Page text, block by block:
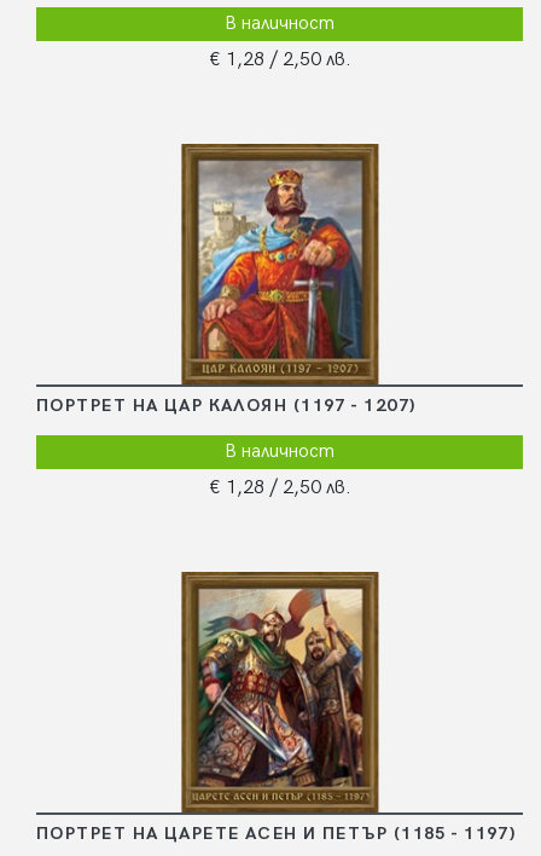
В наличност
€ 1,28 / 2,50 лв.
ПОРТРЕТ НА ЦАР КАЛОЯН (1197 - 1207)
В наличност
€ 1,28 / 2,50 лв.
ПОРТРЕТ НА ЦАРЕТЕ АСЕН И ПЕТЪР (1185 - 1197)